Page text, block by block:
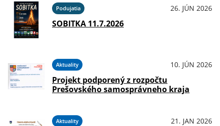
Podujatia 26. JÚN 2026
SOBITKA 11.7.2026
Aktuality 10. JÚN 2026
Projekt podporený z rozpočtu
Prešovského samosprávneho kraja
Aktuality 21. JAN 2026